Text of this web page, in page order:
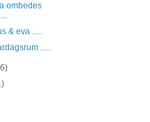
ombedes
& eva .....
.....